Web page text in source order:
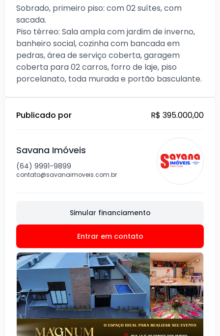
Sobrado, primeiro piso: com 02 suítes, com
sacada.
Piso térreo: Sala ampla com jardim de inverno,
banheiro social, cozinha com bancada em
pedras, área de serviço coberta, garagem
coberta para 02 carros, forro de laje, piso
porcelanato, toda murada e portão basculante.
Publicado por R$ 395.000,00
Savana Imóveis
(64) 9991-9899
contato@savanaimoveis.com.br
Simular financiamento
Entrar em contato